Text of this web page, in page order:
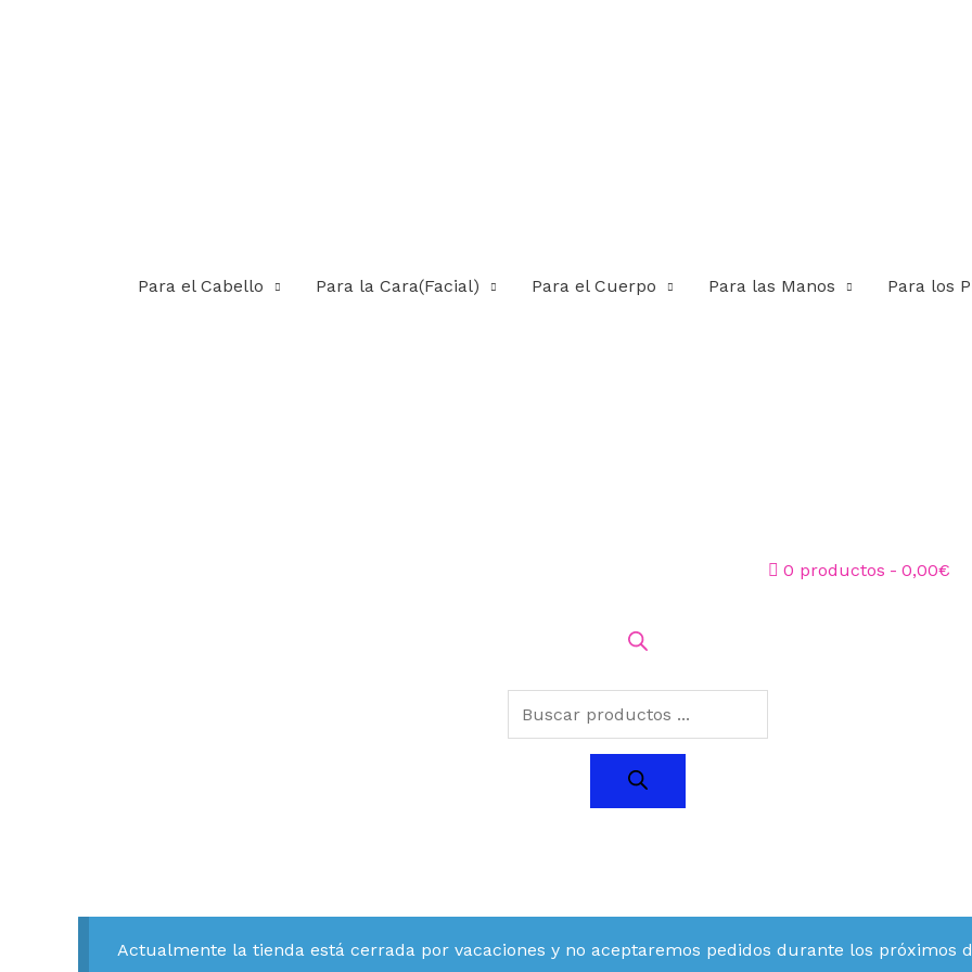
Para el Cabello Para la Cara(Facial) Para el Cuerpo Para las Manos Para los
0 productos 0,00€
Actualmente la tienda está cerrada por vacaciones y no aceptaremos pedidos durante los próximos